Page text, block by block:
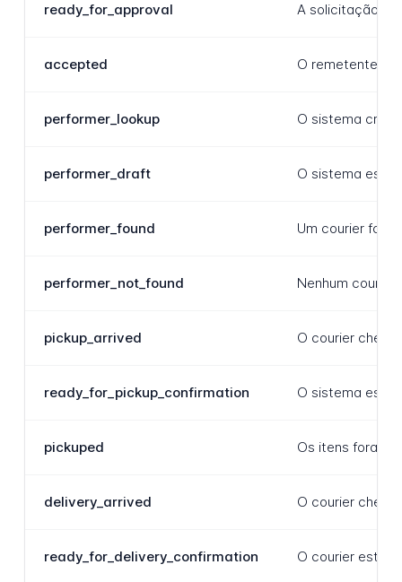
ready_for_approval A solicitação foi
accepted O remetente
performer_lookup O sistema criou
performer_draft O sistema está
performer_found Um courier foi
performer_not_found Nenhum
pickup_arrived O courier
ready_for_pickup_confirmation O sistema está
pickuped Os itens foram
delivery_arrived O courier
ready_for_delivery_confirmation O courier está